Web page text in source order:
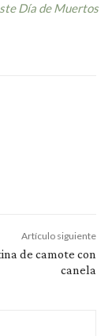
Día de Muertos
Artículo siguiente
de camote con
canela